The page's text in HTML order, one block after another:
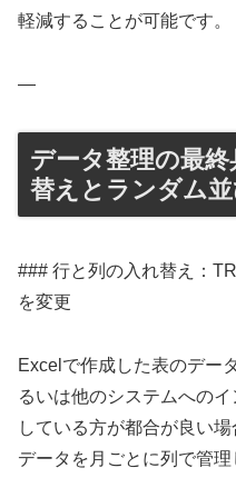
軽減することが可能です。
—
データ整理の最
替えとランダム並
### 行と列の入れ替え：
を変更
Excelで作成した表のデー
るいは他のシステムへの
している方が都合が良い
データを月ごとに列で管